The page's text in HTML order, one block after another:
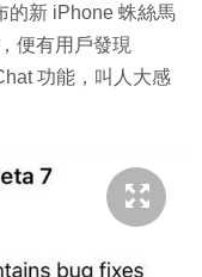
的新 iPhone 蛛絲馬
便有用戶發現
功能，叫人大感